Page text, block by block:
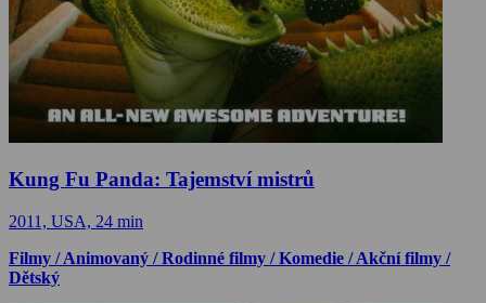
Kung Fu Panda: Tajemství mistrů
2011, USA, 24 min
Filmy / Animovaný / Rodinné filmy / Komedie / Akční filmy /
Dětský